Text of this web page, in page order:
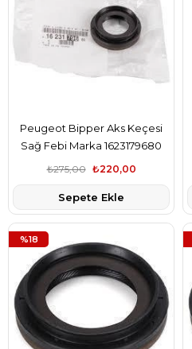
Peugeot Bipper Aks Keçesi
Sağ Febi Marka 1623179680
₺220,00
₺275,00
Sepete Ekle
%18